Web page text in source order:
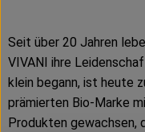
Seit über 20 Jahren
VIVANI ihre
klein begann, ist heute
prämierten Bio-Marke
Produkten gewachsen,